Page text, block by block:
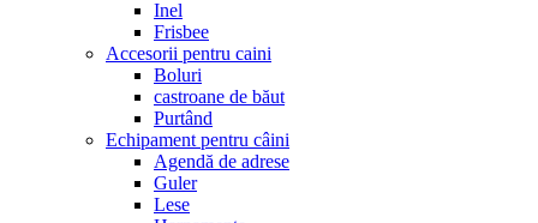
Inel
Frisbee
Accesorii pentru caini
Boluri
castroane de băut
Purtând
Echipament pentru câini
Agendă de adrese
Guler
Lese